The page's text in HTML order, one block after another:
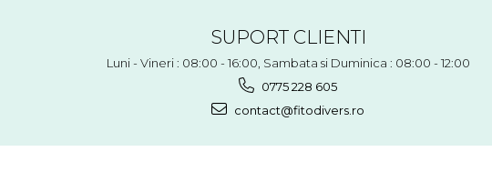
SUPORT CLIENTI
Luni - Vineri : 08:00 - 16:00, Sambata si Duminica : 08:00 - 12:00
0775 228 605
contact@fitodivers.ro